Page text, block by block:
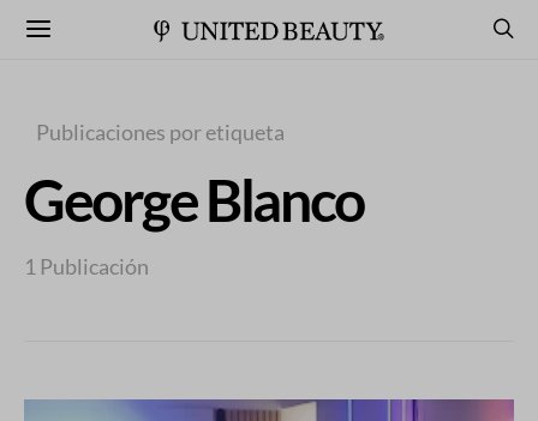
Publicaciones por etiqueta
George Blanco
1 Publicación